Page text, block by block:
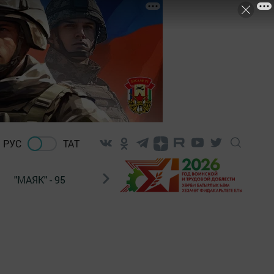
РУС ТАТ
"МАЯК" - 95 "ГУЛЬСТАН" НАШ ПОЧТАЛЬОН